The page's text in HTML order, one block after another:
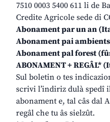
7510 0003 5400 611 li de
Credite Agricole sede di
Abonament par un an
Abonament pai
Abonament pal forest
ABONAMENT + REGÂL*
Sul boletin o tes
scrivi l’indiriz dulà spedî
abonament e, tal câs dal
regâl che tu âs sielzût.